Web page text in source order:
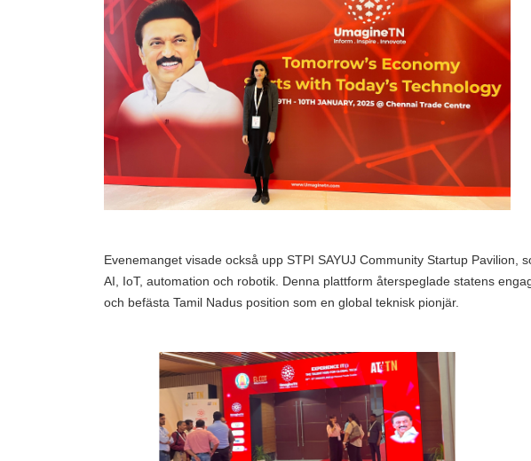
Evenemanget visade också upp STPI SAYUJ Community Startup Pavilion,
AI, IoT, automation och robotik. Denna plattform återspeglade statens
och befästa Tamil Nadus position som en global teknisk pionjär.